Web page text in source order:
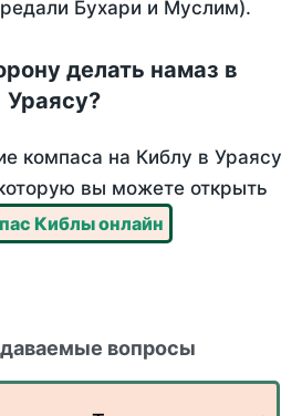
Бухари и Муслим).
делать намаз в
Ураясу?
компаса на Киблу в Ураясу
вы можете открыть
Киблы онлайн
вопросы